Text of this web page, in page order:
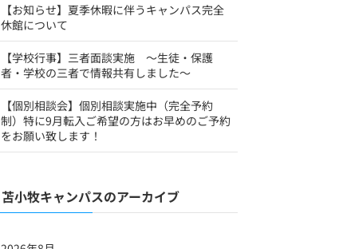
【お知らせ】夏季休暇に伴うキャンパス完全
休館について
【学校行事】三者面談実施 ～生徒・保護
者・学校の三者で情報共有しました～
【個別相談会】個別相談実施中（完全予約
制）特に9月転入ご希望の方はお早めのご予約
をお願い致します！
苫小牧キャンパスのアーカイブ